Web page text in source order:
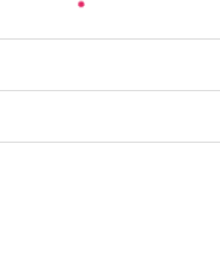
CHI SIAMO
CONTATTACI
PRIVACY